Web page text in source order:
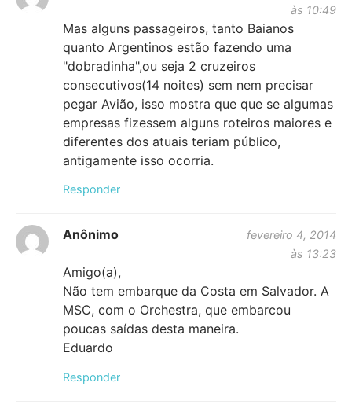
às 10:49
Mas alguns passageiros, tanto Baianos
quanto Argentinos estão fazendo uma
"dobradinha",ou seja 2 cruzeiros
consecutivos(14 noites) sem nem precisar
pegar Avião, isso mostra que que se algumas
empresas fizessem alguns roteiros maiores e
diferentes dos atuais teriam público,
antigamente isso ocorria.
Responder
Anônimo
fevereiro 4, 2014
às 13:23
Amigo(a),
Não tem embarque da Costa em Salvador. A
MSC, com o Orchestra, que embarcou
poucas saídas desta maneira.
Eduardo
Responder